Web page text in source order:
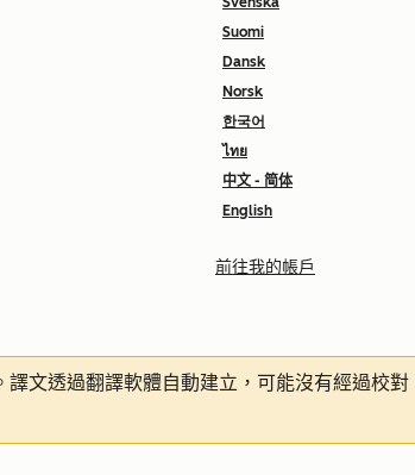
Suomi
Dansk
Norsk
한국어
ไทย
中文 - 简体
English
前往我的帳戶
譯文透過翻譯軟體自動建立，可能沒有經過校